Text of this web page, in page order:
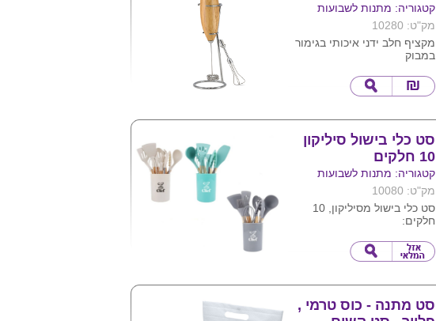
קטגוריה: מתנות לשבועות
מק"ט: 10280
מקציף חלב ידני איכותי בגימור
במבוק
שולחני
מופעל באמצעות סוללות (לא
סט כלי בישול סיליקון
10 חלקים
קטגוריה: מתנות לשבועות
מק"ט: 10080
סט כלי בישול מסיליקון, 10
חלקים:
בצורת דוד סגורה)
כף הגשה עגולה (סגורה)
נוזלים)
בפסטה)
סט מתנה - כוס טרמי ,